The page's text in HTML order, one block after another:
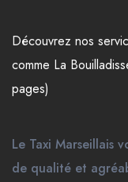
Découvrez nos
comme La
pages)
Le Taxi Marseillais
de qualité et